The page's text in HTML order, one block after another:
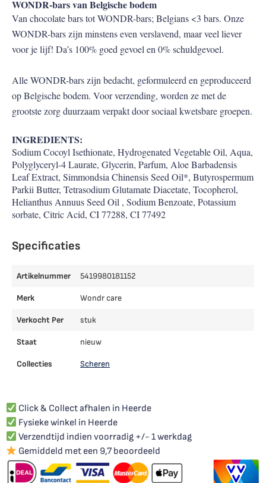
WONDR-bars van Belgische bodem
Van chocolate bars tot WONDR-bars; Belgians <3 bars. Onze
WONDR-bars zijn minstens even verslavend, maar veel liever
voor je lijf! Da’s 100% goed gevoel en 0% schuldgevoel.
Alle WONDR-bars zijn bedacht, geformuleerd en geproduceerd
op Belgische bodem. Voor verzending, worden ze met de
grootste zorg duurzaam verpakt door sociaal kwetsbare groepen.
INGREDIENTS:
Sodium Cocoyl Isethionate, Hydrogenated Vegetable Oil, Aqua,
Polyglyceryl-4 Laurate, Glycerin, Parfum, Aloe Barbadensis
Leaf Extract, Simmondsia Chinensis Seed Oil*, Butyrospermum
Parkii Butter, Tetrasodium Glutamate Diacetate, Tocopherol,
Helianthus Annuus Seed Oil , Sodium Benzoate, Potassium
sorbate, Citric Acid, CI 77288, CI 77492
Specificaties
Artikelnummer 5419980181152
Merk Wondr care
Verkocht Per stuk
Staat nieuw
Collecties Scheren
Click & Collect afhalen in Heerde
Fysieke winkel in Heerde
Verzendtijd indien voorradig +/- 1 werkdag
Gemiddeld met een 9,7 beoordeeld